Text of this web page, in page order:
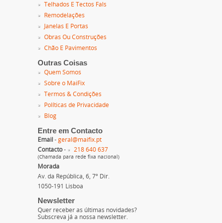
Telhados E Tectos Fals
Remodelações
Janelas E Portas
Obras Ou Construções
Chão E Pavimentos
Outras Coisas
Quem Somos
Sobre o MaiFix
Termos & Condições
Políticas de Privacidade
Blog
Entre em Contacto
Email - geral@maifix.pt
Contacto - 218 640 637
(Chamada para rede fixa nacional)
Morada
Av. da República, 6, 7º Dir.
1050-191 Lisboa
Newsletter
Quer receber as últimas novidades?
Subscreva já a nossa newsletter.